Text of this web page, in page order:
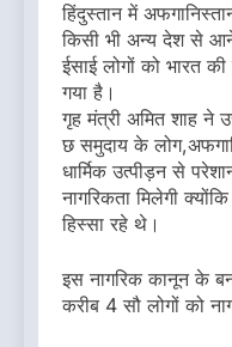
हिंदुस्तान में
किसी भी अन्य देश से आने
ईसाई लोगों को भारत
गया है।
गृह मंत्री अमित शाह ने
छ समुदाय के
धार्मिक उत्पीड़न से
नागरिकता मिलेगी
हिस्सा रहे थे।
इस नागरिक कानून के
करीब 4 सौ लोगों को